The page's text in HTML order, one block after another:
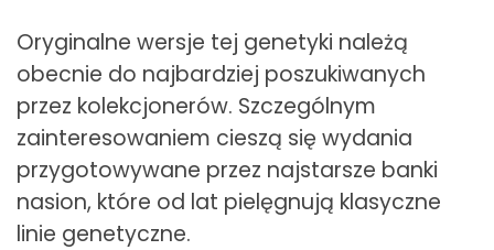
Oryginalne wersje tej genetyki należą
obecnie do najbardziej poszukiwanych
przez kolekcjonerów. Szczególnym
zainteresowaniem cieszą się wydania
przygotowywane przez najstarsze banki
nasion, które od lat pielęgnują klasyczne
linie genetyczne.